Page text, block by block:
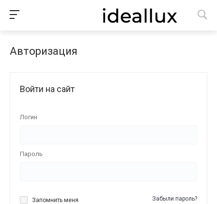
Авторизация
Войти на сайт
Логин
Пароль
Запомнить меня Забыли пароль?